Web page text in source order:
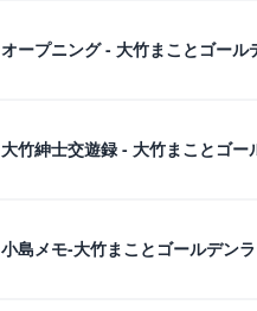
オープニング - 大竹まことゴール
大竹紳士交遊録 - 大竹まことゴー
小島メモ-大竹まことゴールデンラ